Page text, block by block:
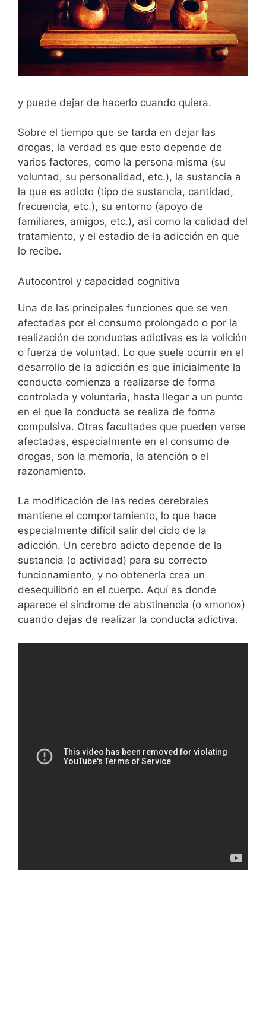
y puede dejar de hacerlo cuando quiera.
Sobre el tiempo que se tarda en dejar las
drogas, la verdad es que esto depende de
varios factores, como la persona misma (su
voluntad, su personalidad, etc.), la sustancia a
la que es adicto (tipo de sustancia, cantidad,
frecuencia, etc.), su entorno (apoyo de
familiares, amigos, etc.), así como la calidad del
tratamiento, y el estadio de la adicción en que
lo recibe.
Autocontrol y capacidad cognitiva
Una de las principales funciones que se ven
afectadas por el consumo prolongado o por la
realización de conductas adictivas es la volición
o fuerza de voluntad. Lo que suele ocurrir en el
desarrollo de la adicción es que inicialmente la
conducta comienza a realizarse de forma
controlada y voluntaria, hasta llegar a un punto
en el que la conducta se realiza de forma
compulsiva. Otras facultades que pueden verse
afectadas, especialmente en el consumo de
drogas, son la memoria, la atención o el
razonamiento.
La modificación de las redes cerebrales
mantiene el comportamiento, lo que hace
especialmente difícil salir del ciclo de la
adicción. Un cerebro adicto depende de la
sustancia (o actividad) para su correcto
funcionamiento, y no obtenerla crea un
desequilibrio en el cuerpo. Aquí es donde
aparece el síndrome de abstinencia (o «mono»)
cuando dejas de realizar la conducta adictiva.